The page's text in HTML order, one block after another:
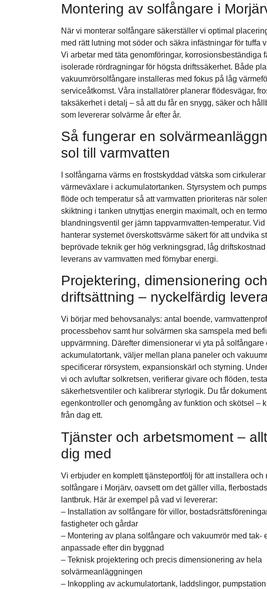
Montering av solfångare i
När vi monterar solfångare säkerställer vi optimal
med rätt lutning mot söder och säkra infästningar för tuffa
Vi arbetar med täta genomföringar, korrosionsbeständiga
isolerade rördragningar för högsta driftssäkerhet. Både
vakuumrörsolfångare installeras med fokus på låg
serviceåtkomst. Våra installatörer planerar flödesvägar,
taksäkerhet i detalj – så att du får en snygg, säker och
som levererar solvärme år efter år.
Så fungerar en
sol till varmvatten
I solfångarna värms en frostskyddad vätska som
värmeväxlare i ackumulatortanken. Styrsystem och
flöde och temperatur så att varmvatten prioriteras när
skiktning i tanken utnyttjas energin maximalt, och en
blandningsventil ger jämn tappvarmvatten-temperatur.
hanterar systemet överskottsvärme säkert för att undvika
beprövade teknik ger hög verkningsgrad, låg driftskostnad
leverans av varmvatten med förnybar energi.
Projektering, dimensionering och
driftsättning – nyckelfärdig
Vi börjar med behovsanalys: antal boende,
processbehov samt hur solvärmen ska samspela med
uppvärmning. Därefter dimensionerar vi yta på solfångare
ackumulatortank, väljer mellan plana paneler och
specificerar rörsystem, expansionskärl och styrning.
vi och avluftar solkretsen, verifierar givare och flöden,
säkerhetsventiler och kalibrerar styrlogik. Du får
egenkontroller och genomgång av funktion och skötsel –
från dag ett.
Tjänster och arbetsmoment –
dig med
Vi erbjuder en komplett tjänsteportfölj för att installera och
solfångare i Morjärv, oavsett om det gäller villa,
lantbruk. Här är exempel på vad vi levererar:
– Installation av solfångare för villor,
fastigheter och gårdar
– Montering av plana solfångare och vakuumrör med tak-
anpassade efter din byggnad
– Teknisk projektering och precis dimensionering av hela
solvärmeanläggningen
– Inkoppling av ackumulatortank, laddslingor,